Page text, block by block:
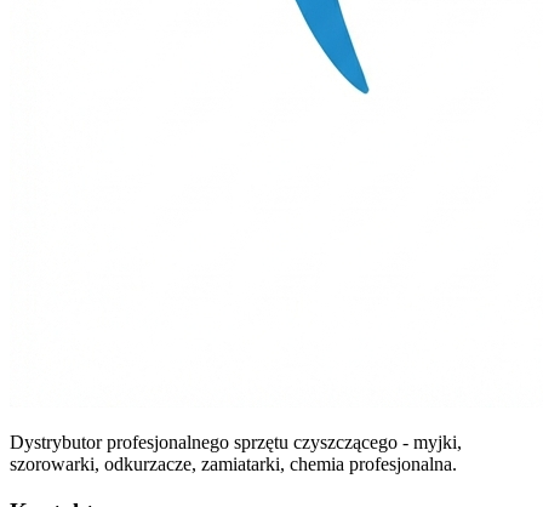
Dystrybutor profesjonalnego sprzętu czyszczącego - myjki,
szorowarki, odkurzacze, zamiatarki, chemia profesjonalna.